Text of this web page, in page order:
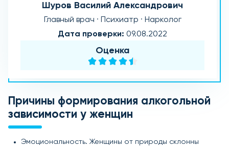
Шуров Василий Александрович
Главный врач · Психиатр · Нарколог
Дата проверки: 09.08.2022
Оценка
Причины формирования алкогольной
зависимости у женщин
Эмоциональность. Женщины от природы склонны